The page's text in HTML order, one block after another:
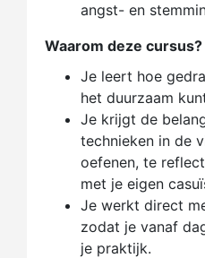
angst- en
Waarom deze cursus?
Je leert hoe
het duurzaam
Je krijgt de
technieken in de
oefenen, te
met je eigen
Je werkt direct
zodat je vanaf
je praktijk.